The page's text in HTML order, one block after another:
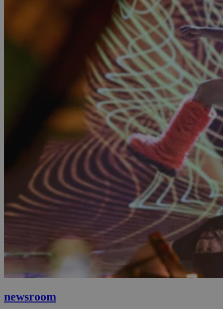
newsroom